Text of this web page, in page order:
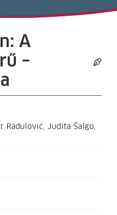
A
–
Radulović, Judita Šalgo,